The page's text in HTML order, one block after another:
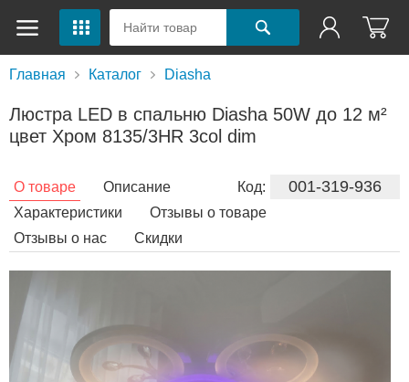
Главная Каталог Diasha
Люстра LED в спальню Diasha 50W до 12 м²
цвет Хром 8135/3HR 3col dim
Код: 001-319-936
О товаре
Описание
Характеристики
Отзывы о товаре
Отзывы о нас
Скидки